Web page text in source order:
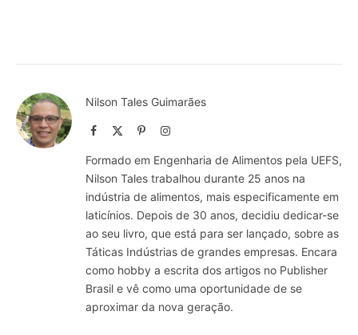
Nilson Tales Guimarães
Facebook PinterestInstagram
Formado em Engenharia de Alimentos pela UEFS,
Nilson Tales trabalhou durante 25 anos na
indústria de alimentos, mais especificamente em
laticínios. Depois de 30 anos, decidiu dedicar-se
ao seu livro, que está para ser lançado, sobre as
Táticas Indústrias de grandes empresas. Encara
como hobby a escrita dos artigos no Publisher
Brasil e vê como uma oportunidade de se
aproximar da nova geração.